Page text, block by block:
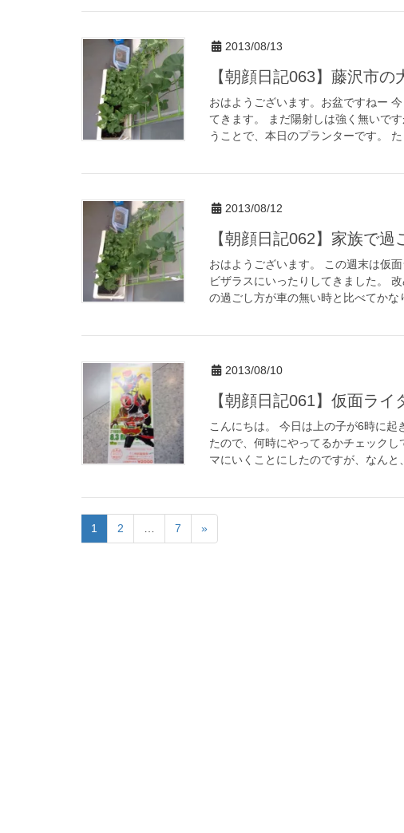
2013/08/13
【朝顔日記063】藤沢市の
おはようございます。お盆ですねー
てきます。 まだ陽射しは強く無いで
うことで、本日のプランターです。
2013/08/12
【朝顔日記062】家族で過
おはようございます。 この週末は仮
ビザラスにいったりしてきました。
の過ごし方が車の無い時と比べてか
2013/08/10
【朝顔日記061】仮面ラ
こんにちは。 今日は上の子が6時に
たので、何時にやってるかチェック
マにいくことにしたのですが、なん
1 2 7 »